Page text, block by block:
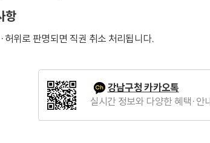
항
허위로 판명되면 직권 취소 처리됩니다.
강남구청 카카오톡
실시간 정보와 다양한 혜택·